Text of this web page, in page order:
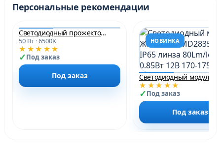
Персональные рекомендации
Светодиодный прожектор PFL-S2-SMD-50w IP65 Jazzway
50 Вт · 6500K
★★★★★
Под заказ
Под заказ
НОВИНКА
★★★★★
Под заказ
Под заказ